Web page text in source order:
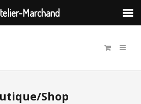
Shop
Marchand